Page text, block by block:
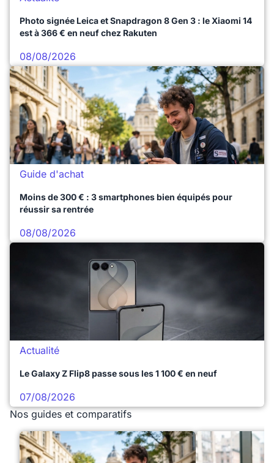
Photo signée Leica et Snapdragon 8 Gen 3 : le Xiaomi 14
est à 366 € en neuf chez Rakuten
08/08/2026
Guide d'achat
Moins de 300 € : 3 smartphones bien équipés pour
réussir sa rentrée
08/08/2026
Actualité
Le Galaxy Z Flip8 passe sous les 1 100 € en neuf
07/08/2026
Nos guides et comparatifs